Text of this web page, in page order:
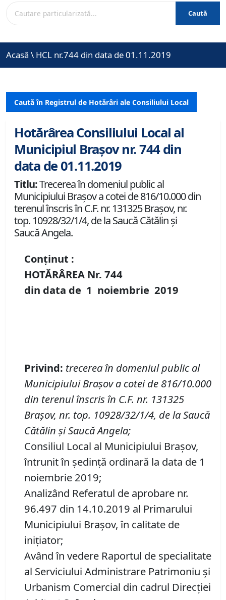
Caută
Acasă \ HCL nr.744 din data de 01.11.2019
Caută în Registrul de Hotărâri ale Consiliului Local
Hotărârea Consiliului Local al
Municipiul Brașov nr. 744 din
data de 01.11.2019
Titlu:Trecerea în domeniul public al
Municipiului Braşov a cotei de 816/10.000 din
terenul înscris în C.F. nr. 131325 Brașov, nr.
top. 10928/32/1/4, de la Saucă Cătălin și
Saucă Angela.
Conținut :
HOTĂRÂREA Nr. 744
din data de 1 noiembrie 2019
Privind: trecerea în domeniul public al
Municipiului Braşova cotei de 816/10.000
din terenul înscris în C.F. nr. 131325
Brașov, nr. top. 10928/32/1/4, de la Saucă
Cătălin și Saucă Angela;
Consiliul Local al Municipiului Brașov,
întrunit în ședință ordinară la data de 1
noiembrie 2019;
Analizând Referatul de aprobare nr.
96.497 din 14.10.2019 al Primarului
Municipiului Brașov, în calitate de
inițiator;
Având în vedere Raportul de specialitate
al Serviciului Administrare Patrimoniu şi
Urbanism Comercial din cadrul Direcției